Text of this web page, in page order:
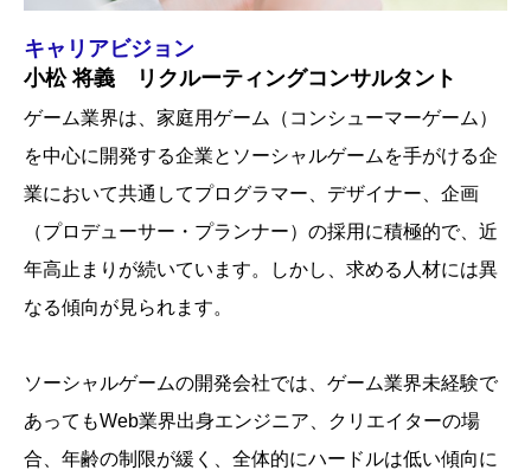
キャリアビジョン
小松 将義 リクルーティングコンサルタント
ゲーム業界は、家庭用ゲーム（コンシューマーゲーム）
を中心に開発する企業とソーシャルゲームを手がける企
業において共通してプログラマー、デザイナー、企画
（プロデューサー・プランナー）の採用に積極的で、近
年高止まりが続いています。しかし、求める人材には異
なる傾向が見られます。
ソーシャルゲームの開発会社では、ゲーム業界未経験で
あってもWeb業界出身エンジニア、クリエイターの場
合、年齢の制限が緩く、全体的にハードルは低い傾向に